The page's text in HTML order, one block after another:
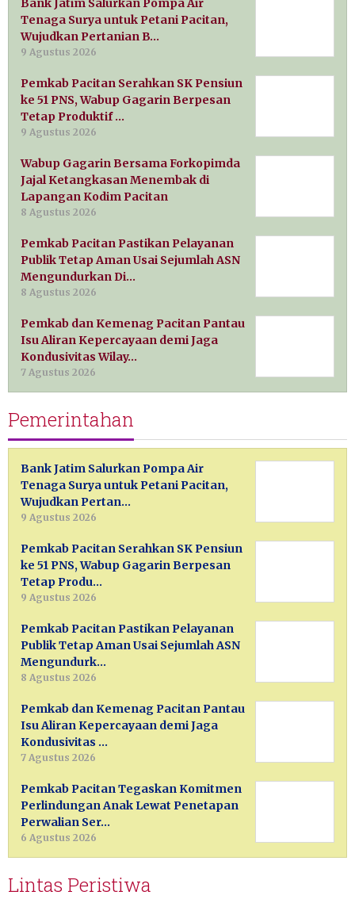
Bank Jatim Salurkan Pompa Air
Tenaga Surya untuk Petani Pacitan,
Wujudkan Pertanian B…
9 Agustus 2026
Pemkab Pacitan Serahkan SK Pensiun
ke 51 PNS, Wabup Gagarin Berpesan
Tetap Produktif …
9 Agustus 2026
Wabup Gagarin Bersama Forkopimda
Jajal Ketangkasan Menembak di
Lapangan Kodim Pacitan
8 Agustus 2026
Pemkab Pacitan Pastikan Pelayanan
Publik Tetap Aman Usai Sejumlah ASN
Mengundurkan Di…
8 Agustus 2026
Pemkab dan Kemenag Pacitan Pantau
Isu Aliran Kepercayaan demi Jaga
Kondusivitas Wilay…
7 Agustus 2026
Pemerintahan
Bank Jatim Salurkan Pompa Air
Tenaga Surya untuk Petani Pacitan,
Wujudkan Pertan…
9 Agustus 2026
Pemkab Pacitan Serahkan SK Pensiun
ke 51 PNS, Wabup Gagarin Berpesan
Tetap Produ…
9 Agustus 2026
Pemkab Pacitan Pastikan Pelayanan
Publik Tetap Aman Usai Sejumlah ASN
Mengundurk…
8 Agustus 2026
Pemkab dan Kemenag Pacitan Pantau
Isu Aliran Kepercayaan demi Jaga
Kondusivitas …
7 Agustus 2026
Pemkab Pacitan Tegaskan Komitmen
Perlindungan Anak Lewat Penetapan
Perwalian Ser…
6 Agustus 2026
Lintas Peristiwa